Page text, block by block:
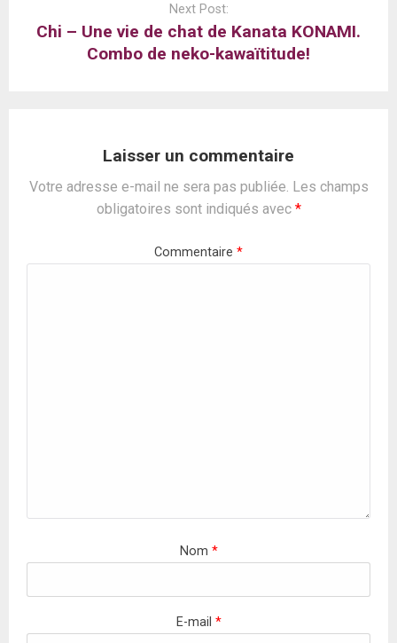
Next Post:
Chi – Une vie de chat de Kanata KONAMI.
Combo de neko-kawaïtitude!
Laisser un commentaire
Votre adresse e-mail ne sera pas publiée. Les champs
obligatoires sont indiqués avec *
Commentaire *
Nom *
E-mail *